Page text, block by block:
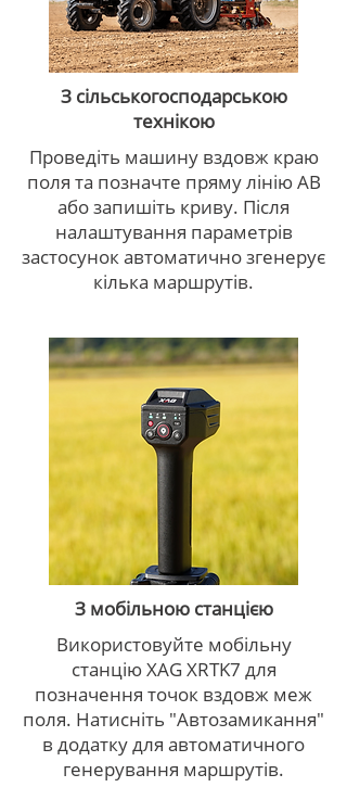
З сільськогосподарською
технікою
Проведіть машину вздовж краю
поля та позначте пряму лінію AB
або запишіть криву. Після
налаштування параметрів
застосунок автоматично згенерує
кілька маршрутів.
З мобільною станцією
Використовуйте мобільну
станцію XAG XRTK7 для
позначення точок вздовж меж
поля. Натисніть "Автозамикання"
в додатку для автоматичного
генерування маршрутів.